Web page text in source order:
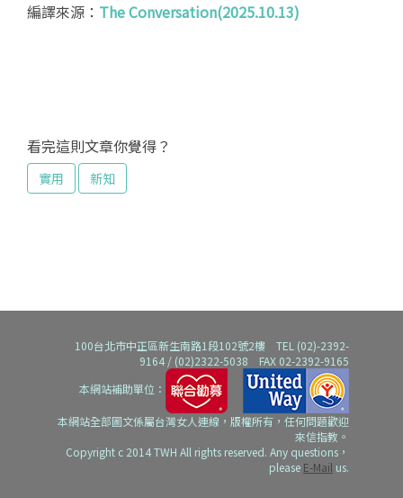
編譯來源： The Conversation(2025.10.13)
看完這則文章你覺得？
實用 新知
100台北市中正區新生南路1段102號2樓 TEL (02)-2392-
9164 / (02)2322-5038 FAX 02-2392-9165
本網站補助單位：
本網站全部圖文係屬台灣女人連線，版權所有，任何問題歡迎
來信指教。
Copyright c 2014 TWH All rights reserved. Any questions，
please E-Mail us.